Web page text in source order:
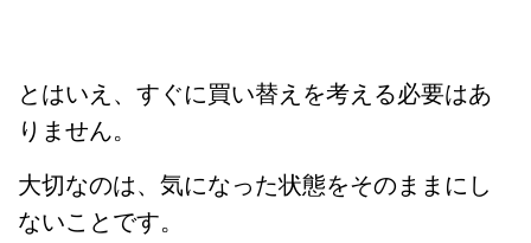
とはいえ、すぐに買い替えを考える必要はあ
りません。
大切なのは、気になった状態をそのままにし
ないことです。